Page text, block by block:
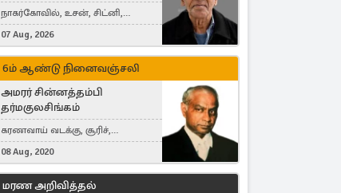
நாகர்கோவில், உசன், சிட்னி,
Australia
07 Aug, 2026
6ம் ஆண்டு நினைவஞ்சலி
அமரர் சின்னத்தம்பி
தர்மகுலசிங்கம்
கரணவாய் வடக்கு, சூரிச்,
Switzerland
08 Aug, 2020
மரண அறிவித்தல்